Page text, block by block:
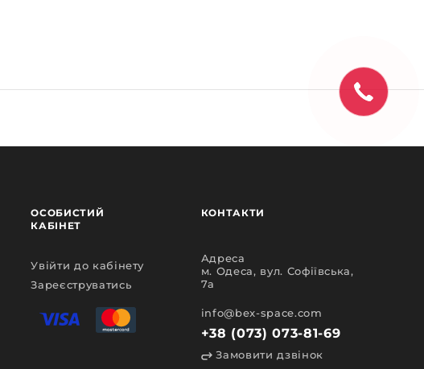
ОСОБИСТИЙ
КАБІНЕТ
Увійти до кабінету
Зареєструватись
КОНТАКТИ
Адреса
м. Одеса, вул. Софіївська,
7а
info@bex-space.com
+38 (073) 073-81-69
Замовити дзвінок